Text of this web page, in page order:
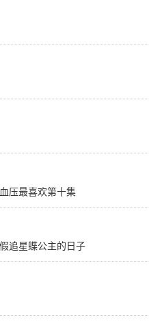
压最喜欢第十集
追星蝶公主的日子